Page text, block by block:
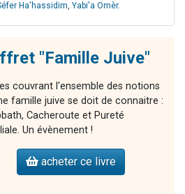
Ha'hassidim, Yabi'a Omèr.
"Famille Juive"
couvrant l'ensemble des notions
famille juive se doit de connaitre :
Cacheroute et Pureté
Un évènement !
acheter ce livre